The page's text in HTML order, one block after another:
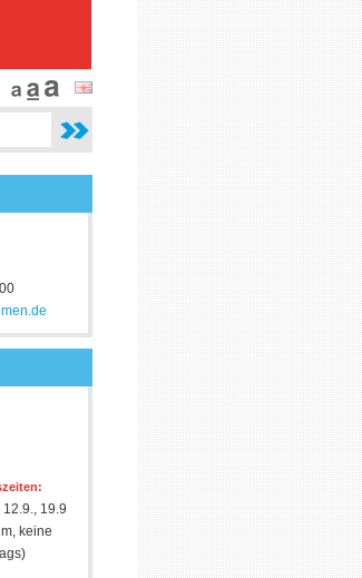
19.9
keine